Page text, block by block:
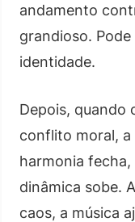
andamento
grandioso.
identidade.
Depois, quando
conflito moral, a
harmonia fecha,
dinâmica sobe.
caos, a música